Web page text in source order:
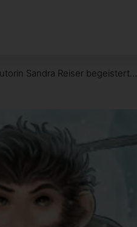
Sandra Reiser begeistert…